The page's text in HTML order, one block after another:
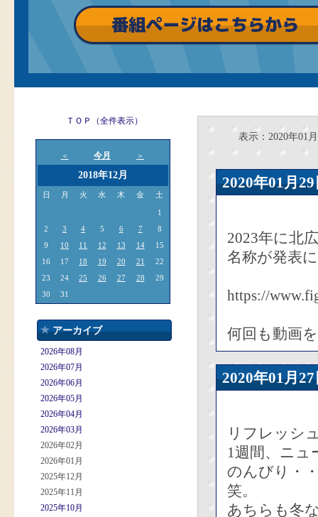
ＴＯＰ（全件表示）
＜ 今月 ＞
2018年12月
日 月 火 水 木 金 土
1
2
3 4 5 6 7
8
9
10 11 12 13 14
15
16
17 18 19 20 21
22
23
24 25 26 27 28
29
30
31
アーカイブ
2026年08月
2026年07月
2026年06月
2026年05月
2026年04月
2026年03月
2026年02月
2026年01月
2025年12月
2025年11月
2025年10月
表示：2020年01月
2020年01
2023年に北
名称が発表
https://
何回も動画
2020年01
リフレッシ
1週間、ニュ
のんびり・
笑。
あちらも冬